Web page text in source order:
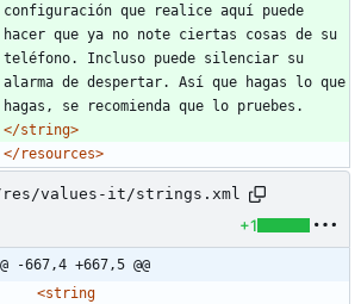
configuración que realice aquí puede
hacer que ya no note ciertas cosas de su
teléfono. Incluso puede silenciar su
alarma de despertar. Así que hagas lo que
hagas, se recomienda que lo pruebes.
</string>
</resources>
res/values-it/strings.xml
+1
-667,4 +667,5 @@
<string